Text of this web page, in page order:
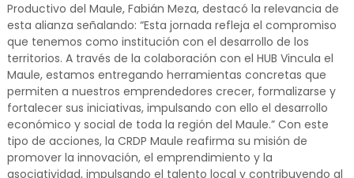
Productivo del Maule, Fabián Meza, destacó la relevancia de
esta alianza señalando: “Esta jornada refleja el compromiso
que tenemos como institución con el desarrollo de los
territorios. A través de la colaboración con el HUB Vincula el
Maule, estamos entregando herramientas concretas que
permiten a nuestros emprendedores crecer, formalizarse y
fortalecer sus iniciativas, impulsando con ello el desarrollo
económico y social de toda la región del Maule.” Con este
tipo de acciones, la CRDP Maule reafirma su misión de
promover la innovación, el emprendimiento y la
asociatividad, impulsando el talento local y contribuyendo al